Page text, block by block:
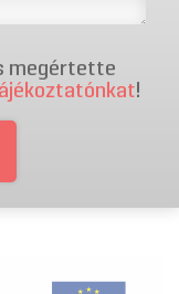
megértette
!